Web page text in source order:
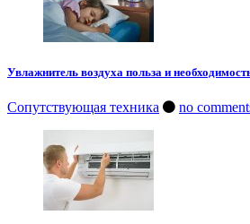
Увлажнитель воздуха польза и
Сопутствующая техника no